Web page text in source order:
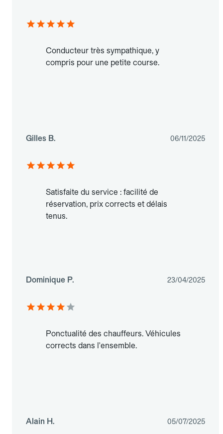
Conducteur très sympathique, y
compris pour une petite course.
Gilles B. 06/11/2025
Satisfaite du service : facilité de
réservation, prix corrects et délais
tenus.
Dominique P. 23/04/2025
Ponctualité des chauffeurs. Véhicules
corrects dans l'ensemble.
Alain H. 05/07/2025